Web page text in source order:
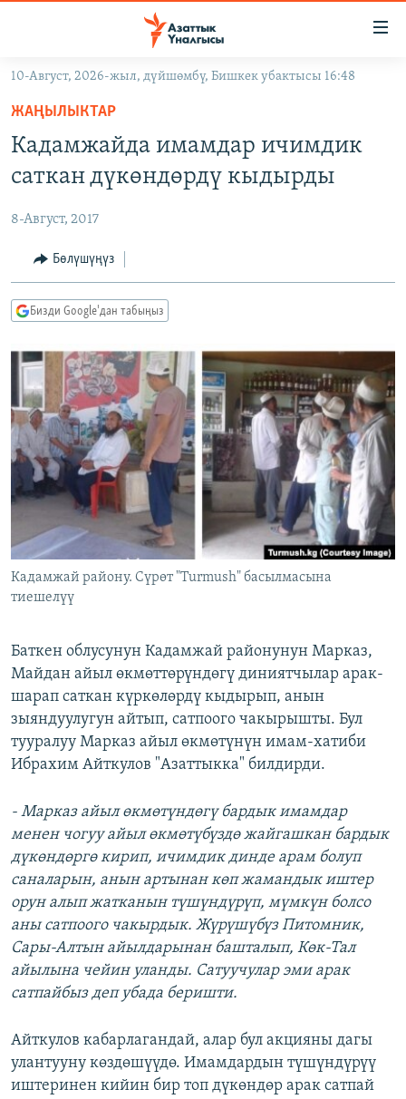
Навигацияга
өтүңүз
Издөөгө
салыңыз
ЭКОНОМИКА
МАДАНИЯТ
ДҮЙНӨ
БОРБОР АЗИЯ
АТАЙЫН ИЛИКТӨӨ
ТВ ПРОГРАММАЛАР
ЭКСПЕРТТЕР ТАЛДАЙТ
БИЗ ЖАНА ДҮЙНӨ
ДАНИСТЕ
ЭЖЕ-СИҢДИЛЕР
АЗАТТЫК+
ЫҢГАЙСЫЗ СУРООЛОР
ӨЗГӨЧӨ ПИКИР
Русский
ОНЛАЙН ШЕРИНЕ
ЭЕ/АРнун бардык сайттары
10-Август, 2026-жыл, дүйшөмбү, Бишкек убактысы 16:48
ЖАҢЫЛЫКТАР
Кадамжайда имамдар ичимдик
саткан дүкөндөрдү кыдырды
8-Август, 2017
Бөлүшүңүз
Бизди Google'дан табыңыз
Кадамжай району. Сүрөт "Turmush" басылмасына
тиешелүү
Баткен облусунун Кадамжай районунун Марказ,
Майдан айыл өкмөттөрүндөгү диниятчылар арак-
шарап саткан күркөлөрдү кыдырып, анын
зыяндуулугун айтып, сатпоого чакырышты. Бул
тууралуу Марказ айыл өкмөтүнүн имам-хатиби
Ибрахим Айткулов "Азаттыкка" билдирди.
- Марказ айыл өкмөтүндөгү бардык имамдар
менен чогуу айыл өкмөтүбүздө жайгашкан бардык
дүкөндөргө кирип, ичимдик динде арам болуп
саналарын, анын артынан көп жамандык иштер
орун алып жатканын түшүндүрүп, мүмкүн болсо
аны сатпоого чакырдык. Жүрүшүбүз Питомник,
Сары-Алтын айылдарынан башталып, Көк-Тал
айылына чейин уланды. Сатуучулар эми арак
сатпайбыз деп убада беришти.
Айткулов кабарлагандай, алар бул акцияны дагы
улантууну көздөшүүдө. Имамдардын түшүндүрүү
иштеринен кийин бир топ дүкөндөр арак сатпай